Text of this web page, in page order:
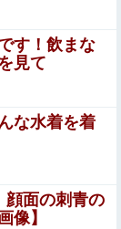
！やっぱりお
開始、金銀貴
リティありす
起きてしま
す！飲まな
見て
な水着を着
顔面の刺青の
像】